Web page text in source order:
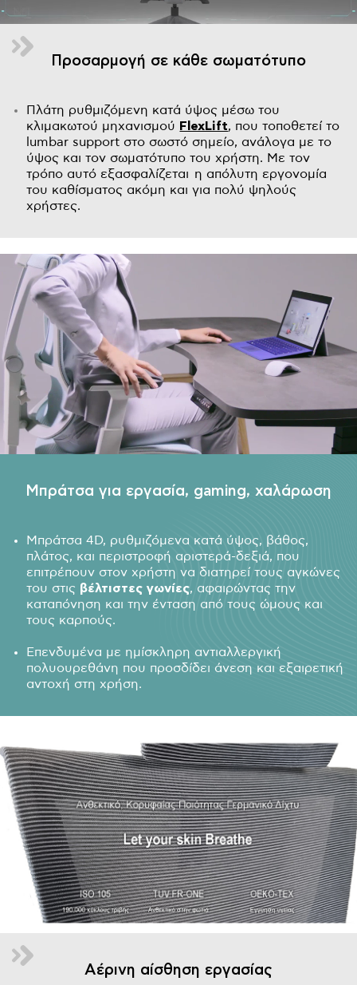
Προσαρμογή σε κάθε σωματότυπο
Πλάτη ρυθμιζόμενη κατά ύψος μέσω του
κλιμακωτού μηχανισμού FlexLift, που τοποθετεί το
lumbar support στο σωστό σημείο, ανάλογα με το
ύψος και τον σωματότυπο του χρήστη. Με τον
τρόπο αυτό εξασφαλίζεται η απόλυτη εργονομία
του καθίσματος ακόμη και για πολύ ψηλούς
χρήστες.
Μπράτσα για εργασία, gaming, χαλάρωση
Μπράτσα 4D, ρυθμιζόμενα κατά ύψος, βάθος,
πλάτος, και περιστροφή αριστερά-δεξιά, που
επιτρέπουν στον χρήστη να διατηρεί τους αγκώνες
του στις βέλτιστες γωνίες, αφαιρώντας την
καταπόνηση και την ένταση από τους ώμους και
τους καρπούς.
Επενδυμένα με ημίσκληρη αντιαλλεργική
πολυουρεθάνη που προσδίδει άνεση και εξαιρετική
αντοχή στη χρήση.
Αέρινη αίσθηση εργασίας